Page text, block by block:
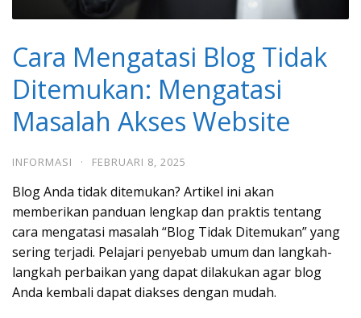
Cara Mengatasi Blog Tidak
Ditemukan: Mengatasi
Masalah Akses Website
INFORMASI · FEBRUARI 8, 2025
Blog Anda tidak ditemukan? Artikel ini akan
memberikan panduan lengkap dan praktis tentang
cara mengatasi masalah “Blog Tidak Ditemukan” yang
sering terjadi. Pelajari penyebab umum dan langkah-
langkah perbaikan yang dapat dilakukan agar blog
Anda kembali dapat diakses dengan mudah.